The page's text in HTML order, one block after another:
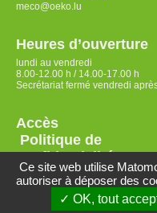
meco@oeko.lu
Heures d’ouverture
lundi au vendredi
8.00-12.00 h / 14.00-17.00 h
Secrétariat fermé vendredi
Accès
Politique de
confidentialité
Ce site web utilise
autoriser à déposer des
✓ OK, tout